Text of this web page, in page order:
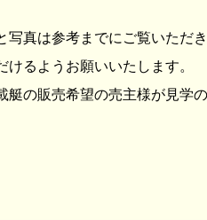
写真は参考までにご覧いただ
けるようお願いいたします。
艇の販売希望の売主様が見学